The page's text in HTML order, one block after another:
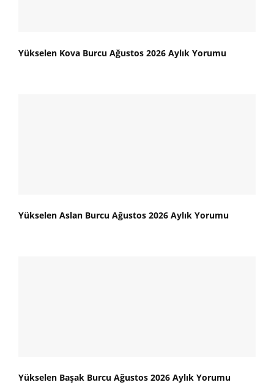
Yükselen Kova Burcu Ağustos 2026 Aylık Yorumu
Yükselen Aslan Burcu Ağustos 2026 Aylık Yorumu
Yükselen Başak Burcu Ağustos 2026 Aylık Yorumu